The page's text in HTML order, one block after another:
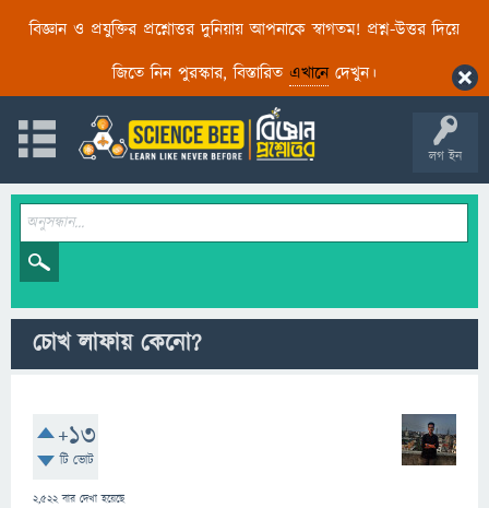
বিজ্ঞান ও প্রযুক্তির প্রশ্নোত্তর দুনিয়ায় আপনাকে স্বাগতম! প্রশ্ন-উত্তর দিয়ে
জিতে নিন পুরস্কার, বিস্তারিত এখানেদেখুন।
লগ ইন
চোখ লাফায় কেনো?
+13
টি ভোট
2,522বার দেখা হয়েছে